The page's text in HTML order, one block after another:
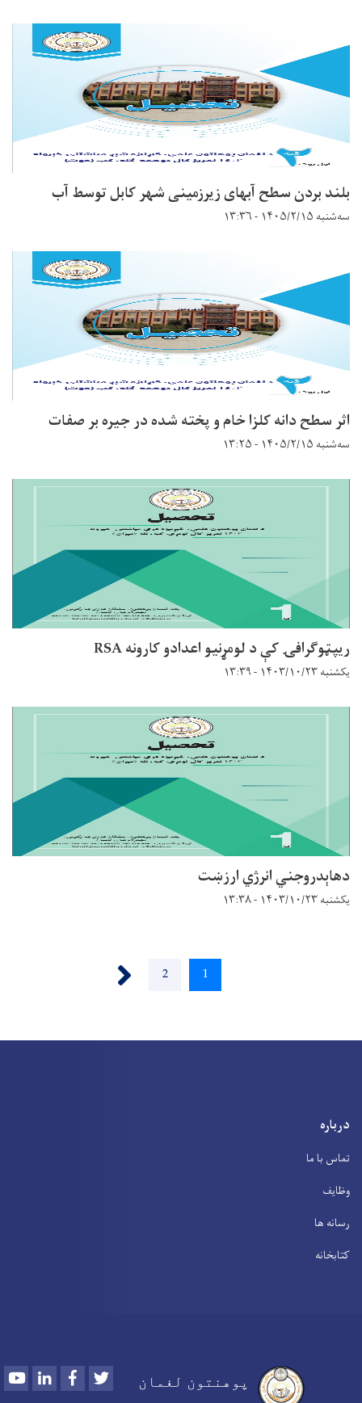
بلند بردن سطح آبهای زیرزمینی شهر کابل توسط آب
سه‌شنبه ۱۴۰۵/۲/۱۵ - ۱۳:۳۶
اثر سطح دانه کلزا خام و پخته شده در جیره بر صفات
سه‌شنبه ۱۴۰۵/۲/۱۵ - ۱۳:۲۵
ریپټوګرافۍ کې د لومړنیو اعدادو کارونه RSA
یکشنبه ۱۴۰۳/۱۰/۲۳ - ۱۳:۳۹
دهاېدروجني انرژي ارزښت
یکشنبه ۱۴۰۳/۱۰/۲۳ - ۱۳:۳۸
Current
1
Page
2
درباره
تماس با ما
وظایف
رسانه ها
کتابخانه
پوهنتون لغمان YoutubeLinkedInFacebook